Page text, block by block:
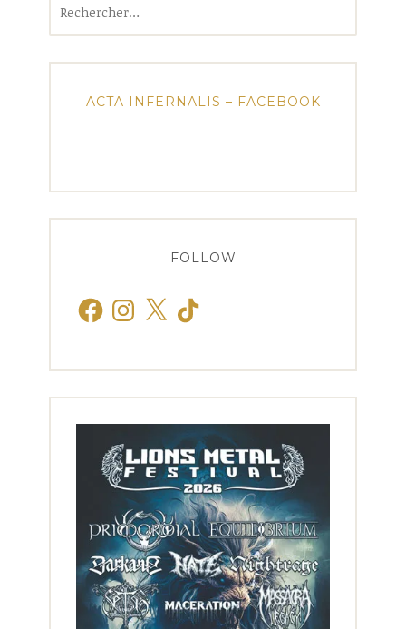
ACTA INFERNALIS – FACEBOOK
FOLLOW
FacebookInstagram
X TikTok